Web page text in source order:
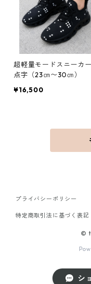
超軽量モードスニーカ
点字（23㎝〜30㎝）
¥16,500
プライバシーポリシー
特定商取引法に基づく表記
©
シ